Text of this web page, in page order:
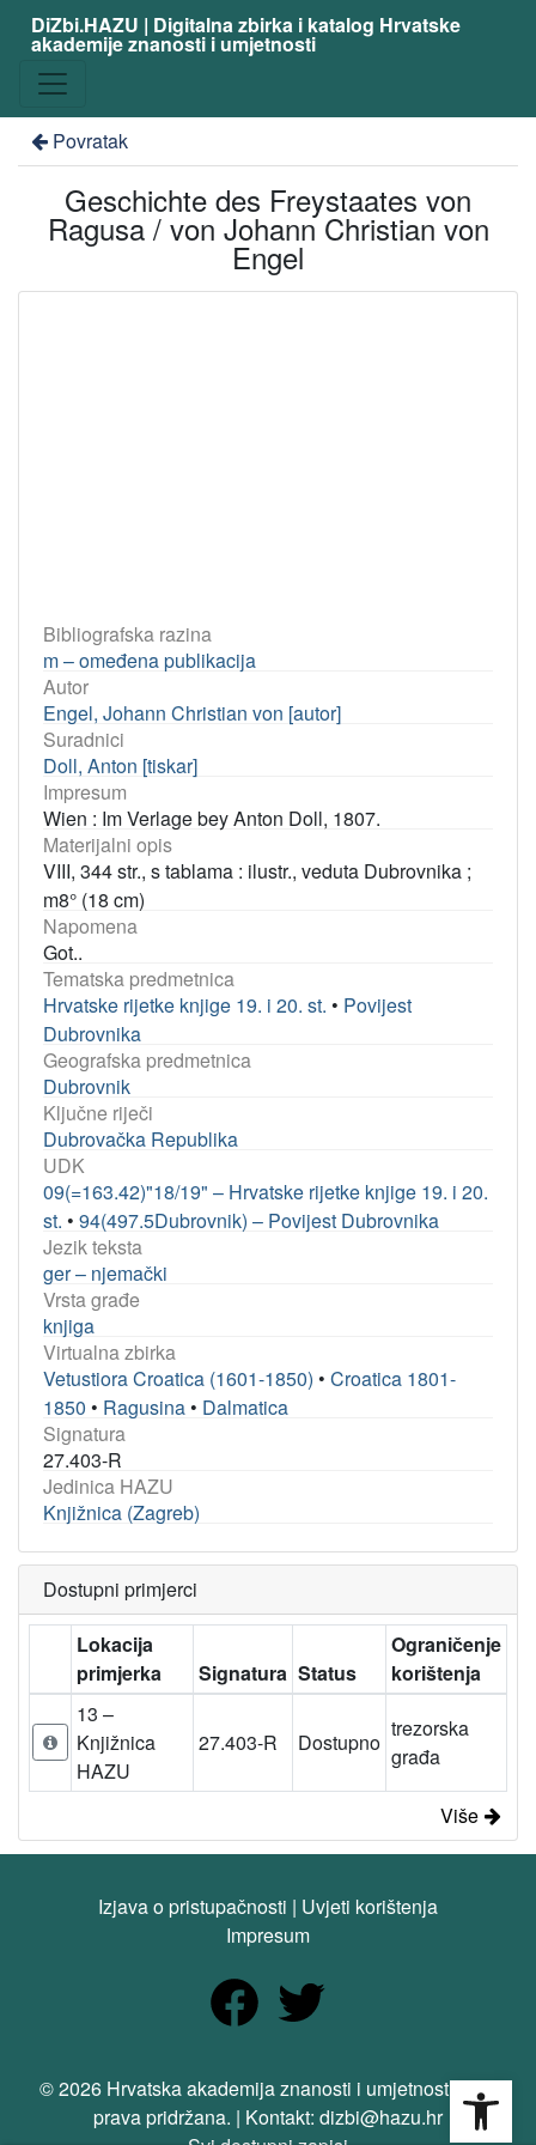
DiZbi.HAZU | Digitalna zbirka i katalog Hrvatske
akademije znanosti i umjetnosti
Povratak
Geschichte des Freystaates von
Ragusa / von Johann Christian von
Engel
Bibliografska razina
m – omeđena publikacija
Autor
Engel, Johann Christian von [autor]
Suradnici
Doll, Anton [tiskar]
Impresum
Wien : Im Verlage bey Anton Doll, 1807.
Materijalni opis
VIII, 344 str., s tablama : ilustr., veduta Dubrovnika ;
m8° (18 cm)
Napomena
Got..
Tematska predmetnica
Hrvatske rijetke knjige 19. i 20. st. • Povijest
Dubrovnika
Geografska predmetnica
Dubrovnik
Ključne riječi
Dubrovačka Republika
UDK
09(=163.42)"18/19" – Hrvatske rijetke knjige 19. i 20.
st. • 94(497.5Dubrovnik) – Povijest Dubrovnika
Jezik teksta
ger – njemački
Vrsta građe
knjiga
Virtualna zbirka
Vetustiora Croatica (1601-1850) • Croatica 1801-
1850 • Ragusina • Dalmatica
Signatura
27.403-R
Jedinica HAZU
Knjižnica (Zagreb)
Dostupni primjerci
Lokacija
primjerka
Signatura Status
Ograničenje
korištenja
13 –
Knjižnica
HAZU
27.403-R Dostupno
trezorska
građa
Više
Izjava o pristupačnosti | Uvjeti korištenja
Impresum
© 2026 Hrvatska akademija znanosti i umjetnosti. Sva
prava pridržana. | Kontakt: dizbi@hazu.hr